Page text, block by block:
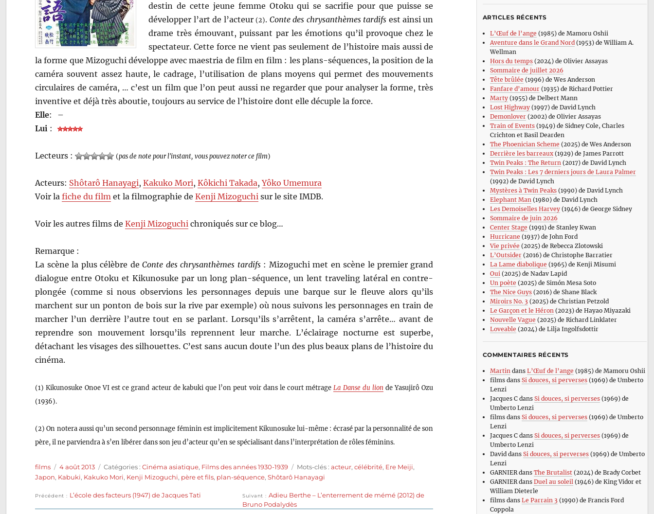
destin de cette jeune femme Otoku qui se sacrifie pour que puisse se
développer l’art de l’acteur(2). Conte des chrysanthèmes tardifs est ainsi un
drame très émouvant, puissant par les émotions qu’il provoque chez le
spectateur. Cette force ne vient pas seulement de l’histoire mais aussi de
la forme que Mizoguchi développe avec maestria de film en film : les plans-séquences, la position de la
caméra souvent assez haute, le cadrage, l’utilisation de plans moyens qui permet des mouvements
circulaires de caméra, … c’est un film que l’on peut aussi ne regarder que pour analyser la forme, très
inventive et déjà très aboutie, toujours au service de l’histoire dont elle décuple la force.
Elle:
–
Lui :
Lecteurs : (pas de note pour l'instant, vous pouvez noter ce film)
Acteurs: Shôtarô Hanayagi,Kakuko Mori,Kôkichi Takada,Yôko Umemura
Voir lafiche du film et la filmographie deKenji Mizoguchi sur le site IMDB.
Voir les autres films deKenji Mizoguchi chroniqués sur ce blog…
Remarque :
La scène la plus célèbre deConte des chrysanthèmes tardifs: Mizoguchi met en scène le premier grand
dialogue entre Otoku et Kikunosuke par un long plan-séquence, un lent traveling latéral en contre-
plongée (comme si nous observions les personnages depuis une barque sur le fleuve alors qu’ils
marchent sur un ponton de bois sur la rive par exemple) où nous suivons les personnages en train de
marcher l’un derrière l’autre tout en se parlant. Lorsqu’ils s’arrêtent, la caméra s’arrête… avant de
reprendre son mouvement lorsqu’ils reprennent leur marche. L’éclairage nocturne est superbe,
détachant les visages des silhouettes. C’est sans aucun doute l’un des plus beaux plans de l’histoire du
cinéma.
(1) Kikunosuke Onoe VI est ce grand acteur de kabuki que l’on peut voir dans le court métrage La Danse du lion de Yasujirô Ozu
(1936).
(2) On notera aussi qu’un second personnage féminin est implicitement Kikunosuke lui-même : écrasé par la personnalité de son
père, il ne parviendra à s’en libérer dans son jeu d’acteur qu’en se spécialisant dans l’interprétation de rôles féminins.
Auteur
films
Publié
le
4 août 2013 Catégories
Catégories :Cinéma asiatique, Films des années 1930-1939 Étiquettes
Mots-clés :acteur,célébrité, Ere Meiji,
Japon, Kabuki, Kakuko Mori, Kenji Mizoguchi, père et fils, plan-séquence,Shôtarô Hanayagi
Navigation
Précédent
Publication
L’école des facteurs (1947) de Jacques Tati Suivant
Publication
suivante :
Adieu Berthe – L’enterrement de mémé (2012) de
Bruno Podalydès
ARTICLES RÉCENTS
L’Œuf de l’ange (1985) de Mamoru Oshii
Aventure dans le Grand Nord(1953) de William A.
Wellman
Hors du temps(2024) de Olivier Assayas
Sommaire de juillet 2026
Tête brûlée (1996) de Wes Anderson
Fanfare d’amour(1935) de Richard Pottier
Marty(1955) de Delbert Mann
Lost Highway(1997) de David Lynch
Demonlover(2002) de Olivier Assayas
Train of Events(1949) de Sidney Cole, Charles
Crichton et Basil Dearden
The Phoenician Scheme (2025) de Wes Anderson
Derrière les barreaux(1929) de James Parrott
Twin Peaks : The Return(2017) de David Lynch
Twin Peaks : Les 7 derniers jours de Laura Palmer
(1992) de David Lynch
Mystères à Twin Peaks(1990) de David Lynch
Elephant Man(1980) de David Lynch
Les Demoiselles Harvey(1946) de George Sidney
Sommaire de juin 2026
Center Stage (1991) de Stanley Kwan
Hurricane (1937) de John Ford
Vie privée (2025) de Rebecca Zlotowski
L’Outsider(2016) de Christophe Barratier
La Lame diabolique (1965) de Kenji Misumi
Oui(2025) de Nadav Lapid
Un poète (2025) de Simón Mesa Soto
The Nice Guys(2016) de Shane Black
Miroirs No. 3 (2025) de Christian Petzold
Le Garçon et le Héron(2023) de Hayao Miyazaki
Nouvelle Vague (2025) de Richard Linklater
Loveable (2024) de Lilja Ingolfsdottir
COMMENTAIRES RÉCENTS
Martin dans L’Œuf de l’ange (1985) de Mamoru Oshii
filmsdans Si douces, si perverses(1969) de Umberto
Lenzi
Jacques Cdans Si douces, si perverses(1969) de
Umberto Lenzi
filmsdans Si douces, si perverses(1969) de Umberto
Lenzi
Jacques Cdans Si douces, si perverses(1969) de
Umberto Lenzi
David dans Si douces, si perverses(1969) de Umberto
Lenzi
GARNIERdans The Brutalist(2024) de Brady Corbet
GARNIERdans Duel au soleil (1946) de King Vidor et
William Dieterle
filmsdans Le Parrain 3 (1990) de Francis Ford
Coppola